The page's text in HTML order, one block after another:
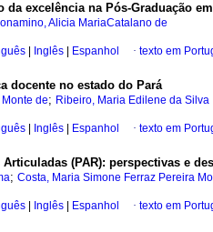
da excelência na Pós-Graduação
Alicia MariaCatalano de
Inglês Espanhol · texto em
docente no estado do Pará
de; Ribeiro, Maria Edilene da Silva
Inglês Espanhol · texto em
Articuladas (PAR): perspectivas e
; Costa, Maria Simone Ferraz Pereira
Inglês Espanhol · texto em